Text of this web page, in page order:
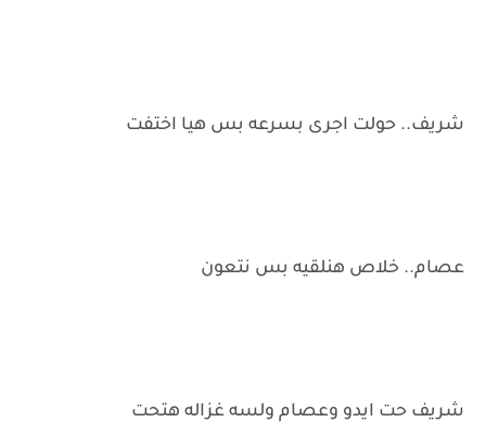
شريف.. حولت اجرى بسرعه بس هيا اختفت
عصام.. خلاص هنلقيه بس نتعون
شريف حت ايدو وعصام ولسه غزاله هتحت